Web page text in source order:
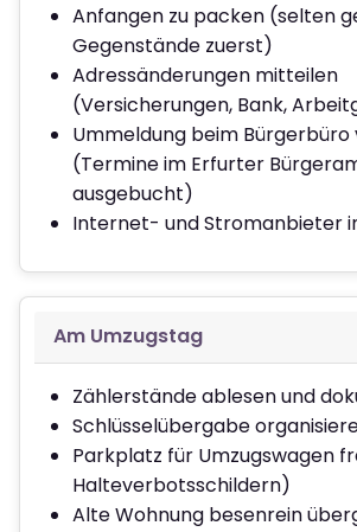
Anfangen zu packen (selten
Gegenstände zuerst)
Adressänderungen mitteilen
(Versicherungen, Bank,
Ummeldung beim
(Termine im Erfurter
ausgebucht)
Internet- und Stromanbieter
Am Umzugstag
Zählerstände ablesen und
Schlüsselübergabe
Parkplatz für Umzugswagen
Halteverbotsschildern)
Alte Wohnung besenrein